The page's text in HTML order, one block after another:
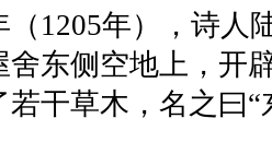
（1205年），诗人
舍东侧空地上，开
若干草木，名之曰